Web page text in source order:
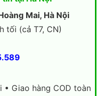
Mai, Hà Nội
tối (cả T7, CN)
• Giao hàng COD toàn